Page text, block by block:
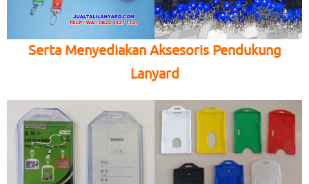
Serta Menyediakan Aksesoris Pendukung
Lanyard